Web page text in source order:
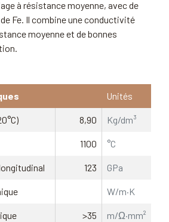
à résistance moyenne, avec de
Fe. Il combine une conductivité
moyenne et de bonnes
Unités
8,90 Kg/dm³
1100 °C
123 GPa
W/m·K
>35 m/Ω·mm²